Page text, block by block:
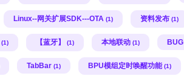
Linux--网关扩展SDK---OTA (1) 资料发布 (1)
(1) 【蓝牙】 (1) 本地联动 (1) BUG
TabBar (1) BPU模组定时唤醒功能 (1)